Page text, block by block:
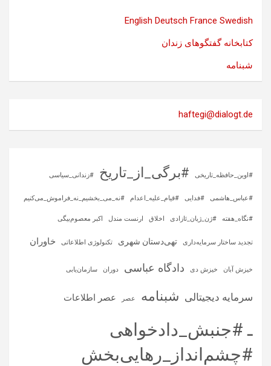
English Deutsch France Swedish
کتابخانه گفتگوهای زندان
شبنامه
haftegi@dialogt.de
#اوین_حافظه_تاریخی #برگی_از_تاریخ #زندانی_سیاسی
#عباس_هاشمی #فدایی #قیام_علیه_اعدام #نه_می_بخشیم_نه_فراموش_می‌کنیم
#نگاه_هفته #ژن_ژیان_ئازادی اخلاق ارنست مندل اکبر معصوم‌بیگی
تجدید ساختار سرمایه‌داری تهی‌دستان شهری تکنولوژی اطلاعاتی خاوران
خیزش آبان خیزش دی دادگاه عباسی دوران سازمان‌یابی
سرمایه‌ دیجیتالی شبنامه عصر عصر اطلاعات
ـ #جنبش_دادخواهی
#چشم‌انداز_رهایی‌بخش